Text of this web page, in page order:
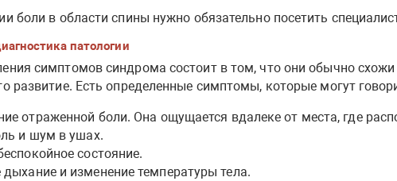
боли в области спины нужно обязательно посетить
патологии
симптомов синдрома состоит в том, что они обычно
развитие. Есть определенные симптомы, которые могут
отраженной боли. Она ощущается вдалеке от места, где
и шум в ушах.
состояние.
и изменение температуры тела.